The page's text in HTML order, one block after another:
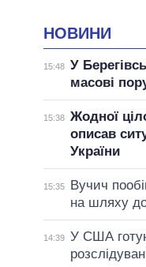
НОВИНИ
15:48 У
масові
15:38 Жодної
описав
України
15:35
Вучич
на шляху
14:39 У США